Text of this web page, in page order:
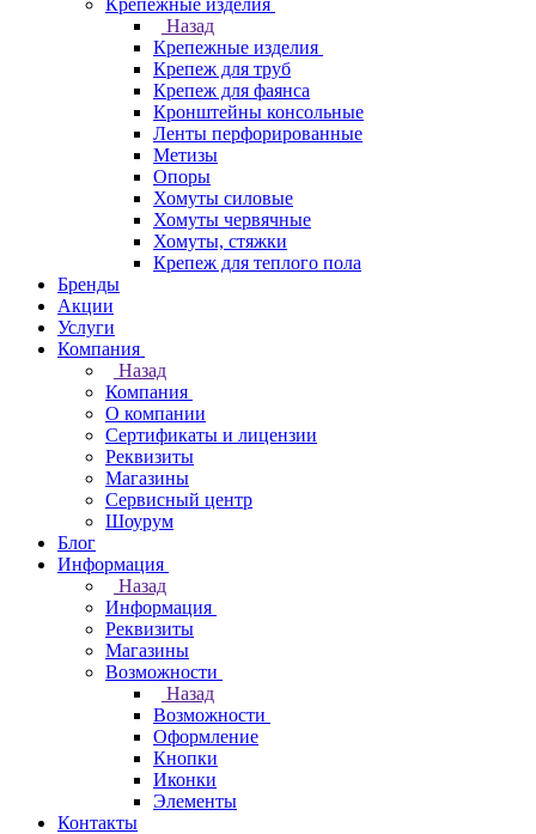
Крепежные изделия
Назад
Крепежные изделия
Крепеж для труб
Крепеж для фаянса
Кронштейны консольные
Ленты перфорированные
Метизы
Опоры
Хомуты силовые
Хомуты червячные
Хомуты, стяжки
Крепеж для теплого пола
Бренды
Акции
Услуги
Компания
Назад
Компания
О компании
Сертификаты и лицензии
Реквизиты
Магазины
Сервисный центр
Шоурум
Блог
Информация
Назад
Информация
Реквизиты
Магазины
Возможности
Назад
Возможности
Оформление
Кнопки
Иконки
Элементы
Контакты